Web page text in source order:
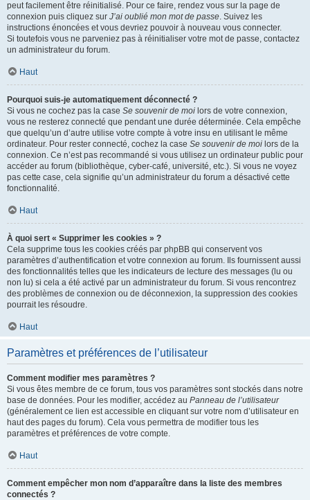
peut facilement être réinitialisé. Pour ce faire, rendez vous sur la page de
connexion puis cliquez sur J’ai oublié mon mot de passe. Suivez les
instructions énoncées et vous devriez pouvoir à nouveau vous connecter.
Si toutefois vous ne parveniez pas à réinitialiser votre mot de passe, contactez
un administrateur du forum.
Haut
Pourquoi suis-je automatiquement déconnecté ?
Si vous ne cochez pas la case Se souvenir de moi lors de votre connexion,
vous ne resterez connecté que pendant une durée déterminée. Cela empêche
que quelqu’un d’autre utilise votre compte à votre insu en utilisant le même
ordinateur. Pour rester connecté, cochez la case Se souvenir de moi lors de la
connexion. Ce n’est pas recommandé si vous utilisez un ordinateur public pour
accéder au forum (bibliothèque, cyber-café, université, etc.). Si vous ne voyez
pas cette case, cela signifie qu’un administrateur du forum a désactivé cette
fonctionnalité.
Haut
À quoi sert « Supprimer les cookies » ?
Cela supprime tous les cookies créés par phpBB qui conservent vos
paramètres d’authentification et votre connexion au forum. Ils fournissent aussi
des fonctionnalités telles que les indicateurs de lecture des messages (lu ou
non lu) si cela a été activé par un administrateur du forum. Si vous rencontrez
des problèmes de connexion ou de déconnexion, la suppression des cookies
pourrait les résoudre.
Haut
Paramètres et préférences de l’utilisateur
Comment modifier mes paramètres ?
Si vous êtes membre de ce forum, tous vos paramètres sont stockés dans notre
base de données. Pour les modifier, accédez au Panneau de l’utilisateur
(généralement ce lien est accessible en cliquant sur votre nom d’utilisateur en
haut des pages du forum). Cela vous permettra de modifier tous les
paramètres et préférences de votre compte.
Haut
Comment empêcher mon nom d’apparaître dans la liste des membres
connectés ?